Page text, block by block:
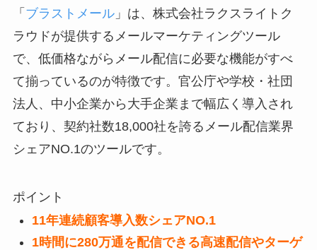
「 ブラストメール」は、株式会社ラクスライトク
ラウドが提供するメールマーケティングツール
で、低価格ながらメール配信に必要な機能がすべ
て揃っているのが特徴です。官公庁や学校・社団
法人、中小企業から大手企業まで幅広く導入され
ており、契約社数18,000社を誇るメール配信業界
シェアNO.1のツールです。
ポイント
11年連続顧客導入数シェアNO.1
1時間に280万通を配信できる高速配信やターゲ